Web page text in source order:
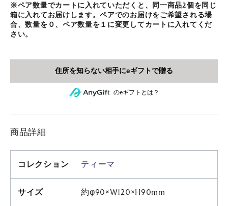
※ペア数量でカートに入れていただくと、同一商品2個を同じ
箱に入れてお届けします。ペアでのお届けをご希望される場
合、数量を０、ペア数量を１に変更してカートに入れてくだ
さい。
のeギフトとは？
商品詳細
コレクション ティーマ
サイズ 約φ90×W120×H90mm